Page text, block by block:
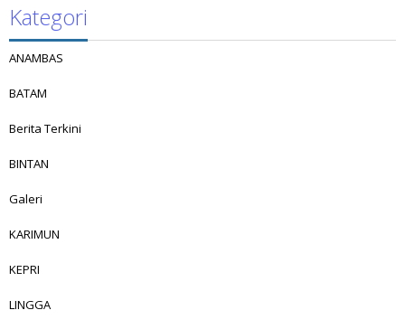
Kategori
ANAMBAS
BATAM
Berita Terkini
BINTAN
Galeri
KARIMUN
KEPRI
LINGGA